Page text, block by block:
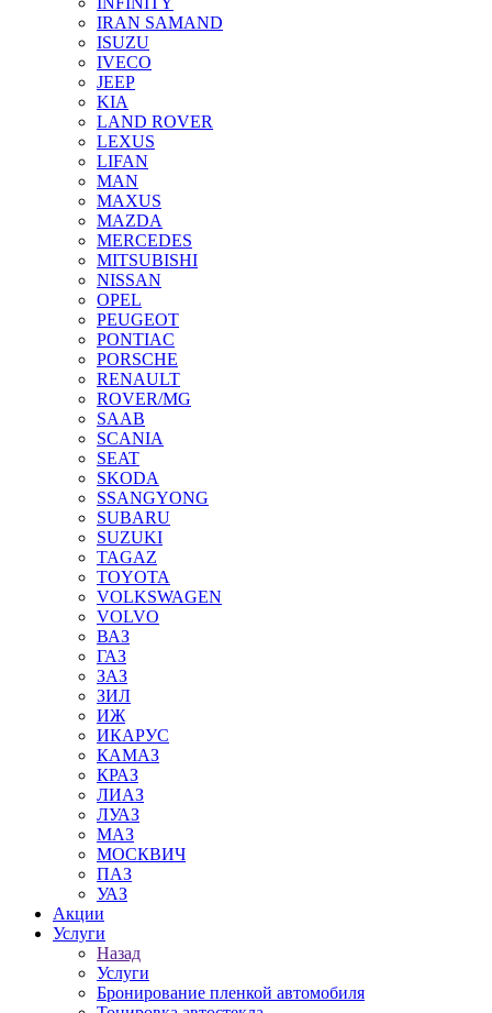
IRAN SAMAND
ISUZU
IVECO
JEEP
KIA
LAND ROVER
LEXUS
LIFAN
MAN
MAXUS
MAZDA
MERCEDES
MITSUBISHI
NISSAN
OPEL
PEUGEOT
PONTIAC
PORSCHE
RENAULT
ROVER/MG
SAAB
SCANIA
SEAT
SKODA
SSANGYONG
SUBARU
SUZUKI
TAGAZ
TOYOTA
VOLKSWAGEN
VOLVO
ВАЗ
ГАЗ
ЗАЗ
ЗИЛ
ИЖ
ИКАРУС
КАМАЗ
КРАЗ
ЛИАЗ
ЛУАЗ
МАЗ
МОСКВИЧ
ПАЗ
УАЗ
Акции
Услуги
Назад
Услуги
Бронирование пленкой автомобиля